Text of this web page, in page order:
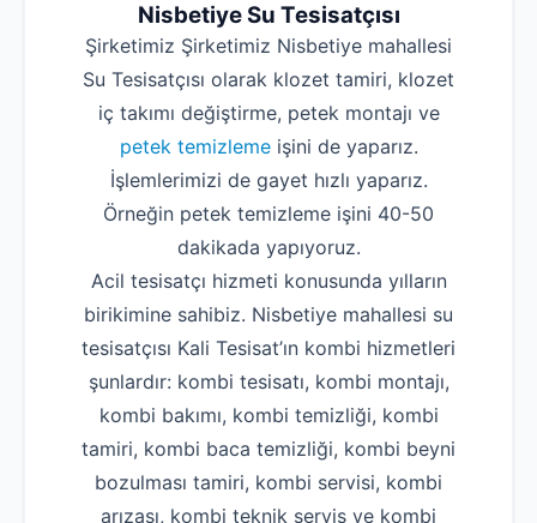
Nisbetiye Su Tesisatçısı
Şirketimiz Şirketimiz Nisbetiye mahallesi
Su Tesisatçısı olarak klozet tamiri, klozet
iç takımı değiştirme, petek montajı ve
petek temizlemeişini de yaparız.
İşlemlerimizi de gayet hızlı yaparız.
Örneğin petek temizleme işini 40-50
dakikada yapıyoruz.
Acil tesisatçı hizmeti konusunda yılların
birikimine sahibiz. Nisbetiye mahallesi su
tesisatçısı Kali Tesisat’ın kombi hizmetleri
şunlardır: kombi tesisatı, kombi montajı,
kombi bakımı, kombi temizliği, kombi
tamiri, kombi baca temizliği, kombi beyni
bozulması tamiri, kombi servisi, kombi
arızası, kombi teknik servis ve kombi